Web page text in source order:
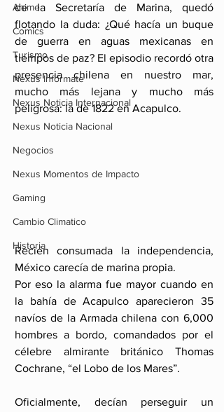
Anime
Comics
Turismo
Nexus Infórmate
Nexus Noticia Internacional
Nexus Noticia Nacional
Negocios
Nexus Momentos de Impacto
Gaming
Cambio Climatico
Historia
de la Secretaría de Marina, quedó
flotando la duda: ¿Qué hacía un buque
de guerra en aguas mexicanas en
tiempos de paz? El episodio recordó otra
presencia chilena en nuestro mar,
mucho más lejana y mucho más
peligrosa: la de 1822 en Acapulco.
Recién consumada la independencia,
México carecía de marina propia.
Por eso la alarma fue mayor cuando en
la bahía de Acapulco aparecieron 35
navíos de la Armada chilena con 6,000
hombres a bordo, comandados por el
célebre almirante británico Thomas
Cochrane, “el Lobo de los Mares”.
Oficialmente, decían perseguir un